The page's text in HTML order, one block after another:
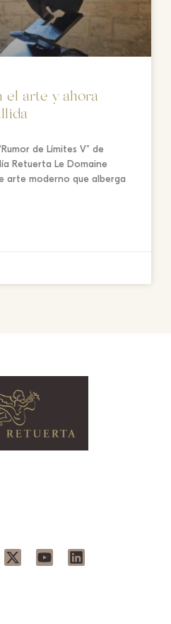
el arte y ahora
de Límites V” de
Retuerta Le Domaine
arte moderno que alberga